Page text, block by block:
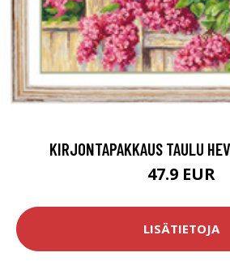
KIRJONTAPAKKAUS TAULU
47.9 EUR
LISÄTIETOJA